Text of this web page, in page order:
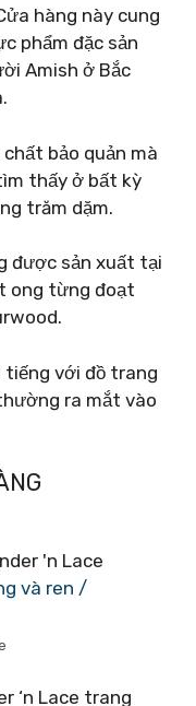
hàng này cung
phẩm đặc sản
Amish ở Bắc
bảo quản mà
thấy ở bất kỳ
trăm dặm.
được sản xuất tại
ong từng đoạt
tiếng với đồ trang
ra mắt vào
và ren /
‘n Lace trang